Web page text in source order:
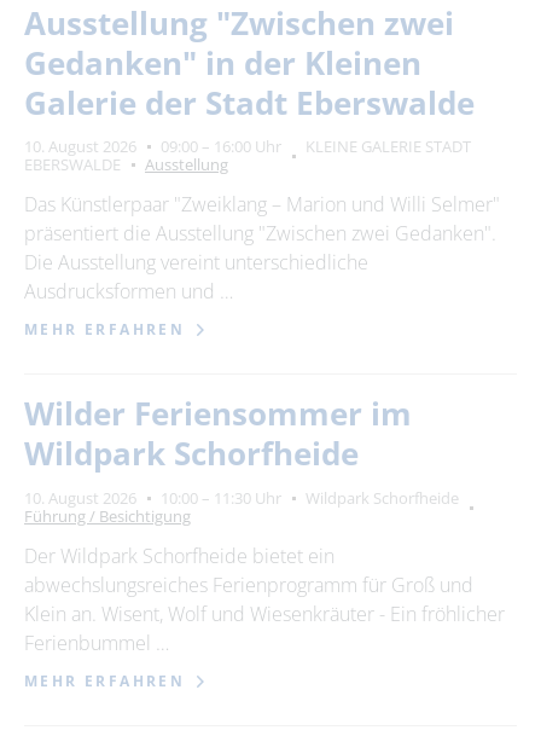
Suchbegriff
bitte wählen
Ort
SUCHEN
Ausstellung "Zwischen zwei
Gedanken" in der Kleinen
Galerie der Stadt Eberswalde
10. August 2026 09:00 – 16:00 Uhr
KLEINE GALERIE STADT
EBERSWALDE
Ausstellung
Das Künstlerpaar "Zweiklang – Marion und Willi Selmer"
präsentiert die Ausstellung "Zwischen zwei Gedanken".
Die Ausstellung vereint unterschiedliche
Ausdrucksformen und …
MEHR ERFAHREN
Wilder Feriensommer im
Wildpark Schorfheide
10. August 2026 10:00 – 11:30 Uhr
Wildpark Schorfheide
Führung / Besichtigung
Der Wildpark Schorfheide bietet ein
abwechslungsreiches Ferienprogramm für Groß und
Klein an. Wisent, Wolf und Wiesenkräuter - Ein fröhlicher
Ferienbummel …
MEHR ERFAHREN